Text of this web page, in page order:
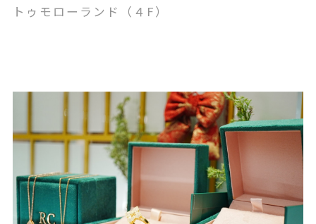
トゥモローランド（４F）